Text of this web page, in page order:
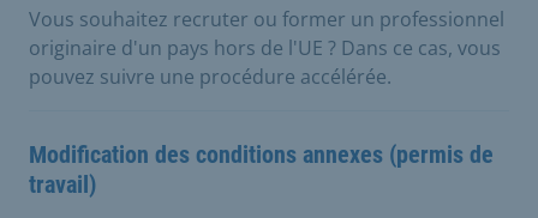
Vous souhaitez recruter ou former un professionnel
originaire d'un pays hors de l'UE ? Dans ce cas, vous
pouvez suivre une procédure accélérée.
Modification des conditions annexes (permis de
travail)